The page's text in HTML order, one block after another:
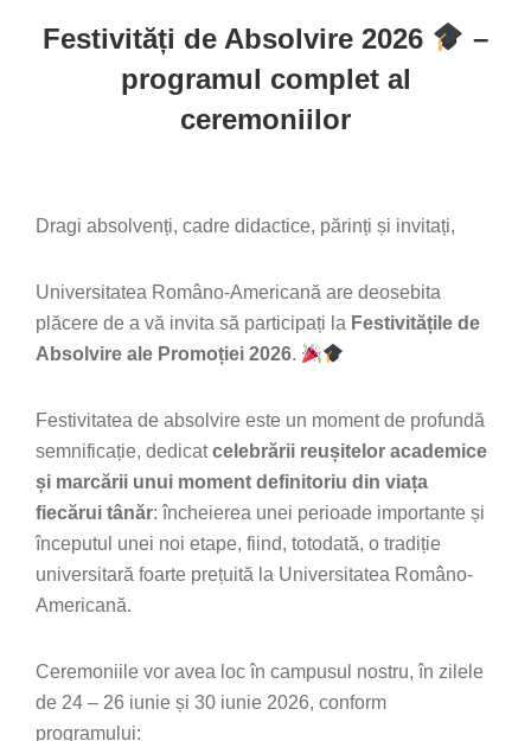
Festivități de Absolvire 2026
–
programul complet al
ceremoniilor
Dragi absolvenți, cadre didactice, părinți și invitați,
Universitatea Româno-Americană are deosebita
plăcere de a vă invita să participați la Festivitățile de
Absolvire ale Promoției 2026.
Festivitatea de absolvire este un moment de profundă
semnificație, dedicatcelebrării reușitelor academice
și marcării unui moment definitoriu din viața
fiecărui tânăr: încheierea unei perioade importante și
începutul unei noi etape, fiind, totodată, o tradiție
universitară foarte prețuită la Universitatea Româno-
Americană.
Ceremoniile vor avea loc în campusul nostru, în zilele
de 24 – 26 iunie și 30 iunie 2026, conform
programului: